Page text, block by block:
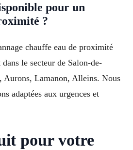
pour un
?
chauffe eau de proximité
le secteur de Salon-de-
Aurons, Lamanon, Alleins. Nous
adaptées aux urgences et
pour votre